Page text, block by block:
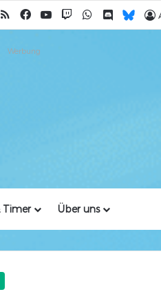
RSSFacebook
YouTubeTwitchWhatsApp
Discord
Werbung
Timer Über uns